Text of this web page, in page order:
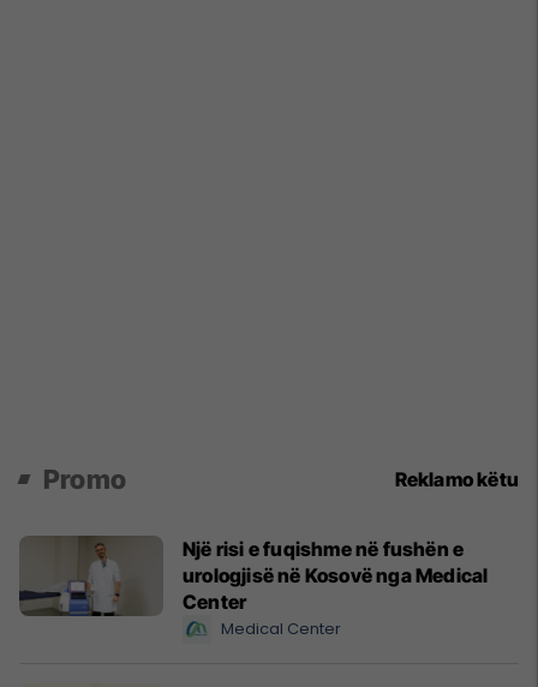
Promo Reklamo këtu
Një risi e fuqishme në fushën e
urologjisë në Kosovë nga Medical
Center
Medical Center